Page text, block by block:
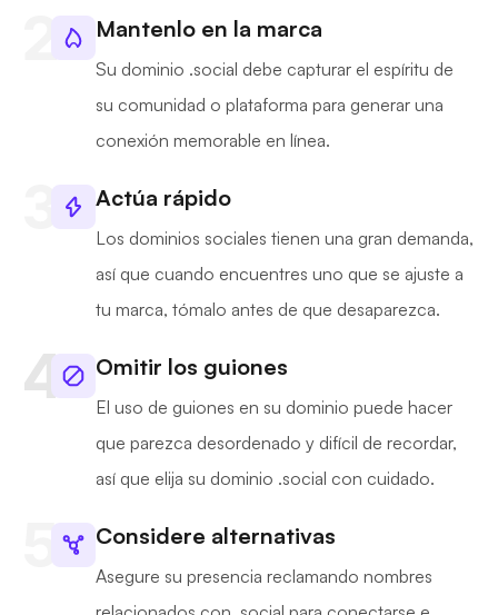
Mantenlo en la marca
Su dominio .social debe capturar el espíritu de
su comunidad o plataforma para generar una
conexión memorable en línea.
Actúa rápido
Los dominios sociales tienen una gran demanda,
así que cuando encuentres uno que se ajuste a
tu marca, tómalo antes de que desaparezca.
Omitir los guiones
El uso de guiones en su dominio puede hacer
que parezca desordenado y difícil de recordar,
así que elija su dominio .social con cuidado.
Considere alternativas
Asegure su presencia reclamando nombres